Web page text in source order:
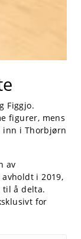
Figgjo.
figurer, mens
inn i Thorbjørn
av
i 2019,
til å delta.
for